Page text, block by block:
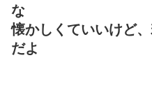
な
懐かしくていいけど
だよ